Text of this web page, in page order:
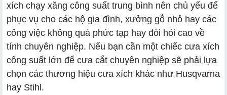
xích chạy xăng công suất trung bình nên chủ yếu để
phục vụ cho các hộ gia đình, xưởng gỗ nhỏ hay các
công việc không quá phức tạp hay đòi hỏi cao về
tính chuyên nghiệp. Nếu bạn cần một chiếc cưa xích
công suất lớn để cưa cắt chuyên nghiệp sẽ phải lựa
chọn các thương hiệu cưa xích khác như Husqvarna
hay Stihl.